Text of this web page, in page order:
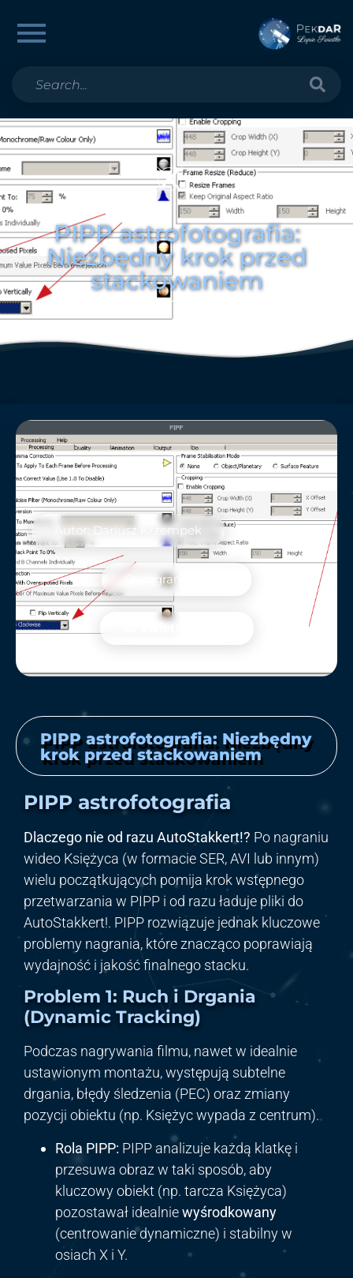
PIPP astrofotografia:
Niezbędny krok przed
stackowaniem
Autor: Dariusz Krzempek
Oprogramowanie
PIPP astrofotografia: Niezbędny
krok przed stackowaniem
PIPP astrofotografia
Dlaczego nie od razu AutoStakkert!? Po nagraniu
wideo Księżyca (w formacie SER, AVI lub innym)
wielu początkujących pomija krok wstępnego
przetwarzania w PIPP i od razu ładuje pliki do
AutoStakkert!. PIPP rozwiązuje jednak kluczowe
problemy nagrania, które znacząco poprawiają
wydajność i jakość finalnego stacku.
Problem 1: Ruch i Drgania
(Dynamic Tracking)
Podczas nagrywania filmu, nawet w idealnie
ustawionym montażu, występują subtelne
drgania, błędy śledzenia (PEC) oraz zmiany
pozycji obiektu (np. Księżyc wypada z centrum).
Rola PIPP: PIPP analizuje każdą klatkę i
przesuwa obraz w taki sposób, aby
kluczowy obiekt (np. tarcza Księżyca)
pozostawał idealniewyśrodkowany
(centrowanie dynamiczne) i stabilny w
osiach X i Y.